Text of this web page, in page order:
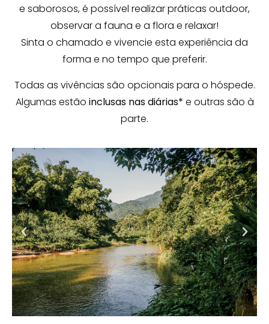
e saborosos, é possível realizar práticas outdoor,
observar a fauna e a flora e relaxar!
Sinta o chamado e vivencie esta experiência da
forma e no tempo que preferir.
Todas as vivências são opcionais para o hóspede.
Algumas estão inclusas nas diárias* e outras são à
parte.